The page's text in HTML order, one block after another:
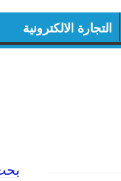
التجارة الالكترونية